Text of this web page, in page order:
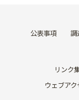
公表事項 調
リンク
ウェブア